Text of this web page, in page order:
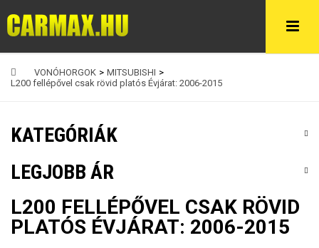
VONÓHORGOK > MITSUBISHI >
L200 fellépővel csak rövid platós Évjárat: 2006-2015
KATEGÓRIÁK
LEGJOBB ÁR
L200 FELLÉPŐVEL CSAK RÖVID
PLATÓS ÉVJÁRAT: 2006-2015